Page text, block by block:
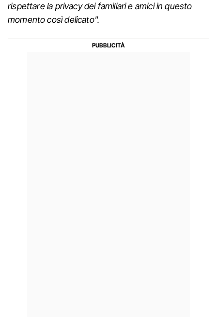
rispettare la privacy dei familiari e amici in questo
momento così delicato".